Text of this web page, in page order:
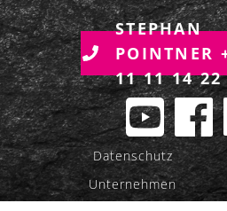
STEPHAN
POINTNER
11 11 14 22
Datenschutz
Unternehmen